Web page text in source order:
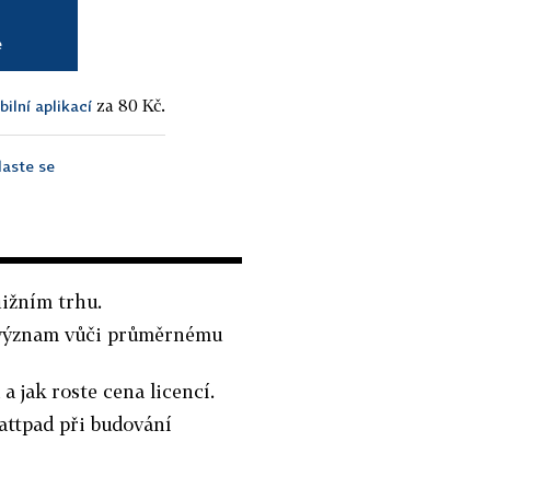
aplikací za 80 Kč.
se
trhu.
vůči průměrnému
jak roste cena licencí.
při budování